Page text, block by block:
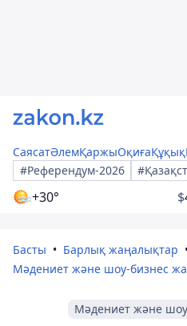
СаясатӘлемҚаржыОқиғаҚұқық
#Референдум-2026
+30° $
Басты
Барлық жаңалықтар
Мәдениет және шоу-бизнес
Мәдениет және